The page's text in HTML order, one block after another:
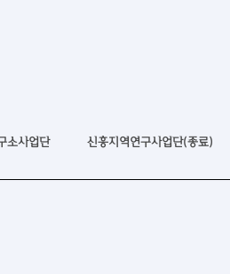
소사업단 신흥지역연구사업단(종료)